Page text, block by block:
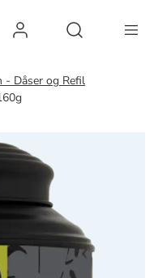
Log ind
- Dåser og Refil